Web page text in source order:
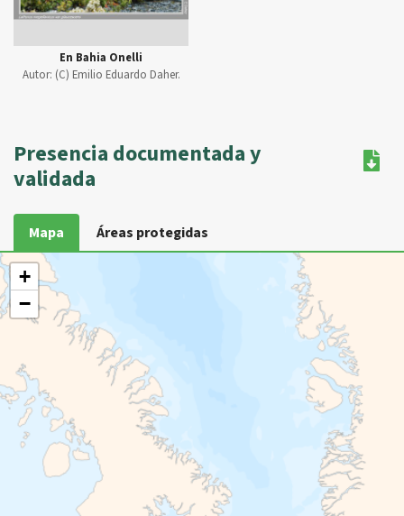
En Bahia Onelli
Autor: (C) Emilio Eduardo Daher.
Presencia documentada y
validada
Mapa Áreas protegidas
+
−